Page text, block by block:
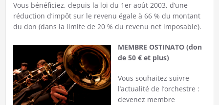
Vous bénéficiez, depuis la loi du 1er août 2003, d’une
réduction d’impôt sur le revenu égale à 66 % du montant
du don (dans la limite de 20 % du revenu net imposable).
MEMBRE OSTINATO (don
de 50 € et plus)
Vous souhaitez suivre
l’actualité de l’orchestre :
devenez membre